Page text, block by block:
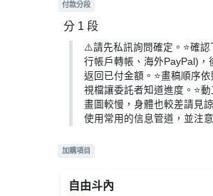
付款分段
分 1 段
⚠️請先私訊詢問確定。⭐️確
行帳戶轉帳、海外PayPal)
返回已付金額。⭐️畫稿順序
視檔讓委託者知道進度。⭐️
畫圖較慢，身體也較差請見
使用常用的信息管道，並注意
加購項目
自由斗內